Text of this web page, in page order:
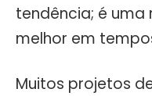
tendência; é
melhor em
Muitos projetos